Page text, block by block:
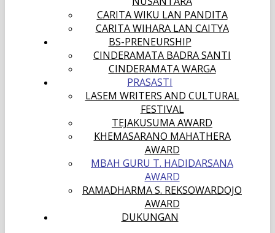
CARITA WIKU LAN PANDITA
CARITA WIHARA LAN CAITYA
BS-PRENEURSHIP
CINDERAMATA BADRA SANTI
CINDERAMATA WARGA
PRASASTI
LASEM WRITERS AND CULTURAL
FESTIVAL
TEJAKUSUMA AWARD
KHEMASARANO MAHATHERA
AWARD
MBAH GURU T. HADIDARSANA
AWARD
RAMADHARMA S. REKSOWARDOJO
AWARD
DUKUNGAN